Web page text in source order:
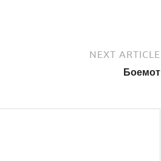
NEXT ARTICLE
Боемот